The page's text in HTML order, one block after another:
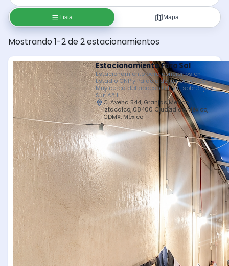
Lista Mapa
Mostrando 1-2 de 2 estacionamientos
Estacionamiento Foro Sol
Estacionamiento para conciertos en
Estadio GNP y Palacio de los Deportes.
Muy cerca del acceso G E y F, sobre Eje 3
Sur, Añil
C. Avena 544, Granjas México,
Iztacalco, 08400 Ciudad de México,
CDMX, México